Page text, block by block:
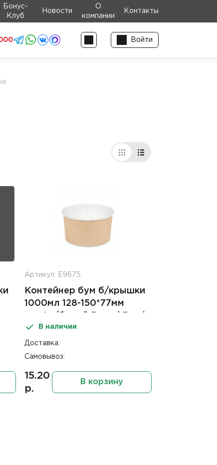
Бонус-
Клуб
Новости
О
компании
Контакты
Войти
Артикул: Е9675
Контейнер бум б/крышки
1000мл 128-150*77мм
(45шт)
В наличии
Доставка:
Самовывоз:
15.20
р.
В корзину